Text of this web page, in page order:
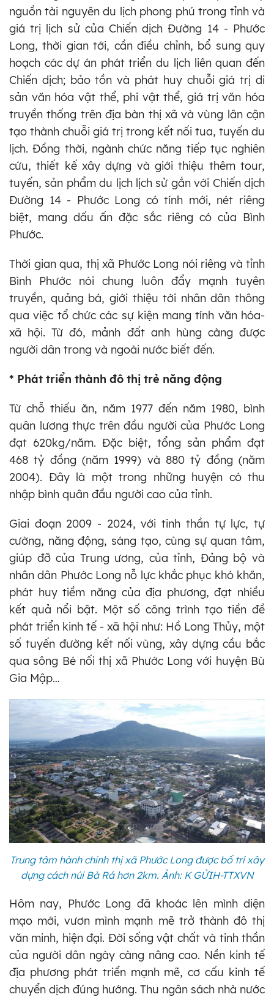
nguồn tài nguyên du lịch phong phú trong tỉnh và
giá trị lịch sử của Chiến dịch Đường 14 - Phước
Long, thời gian tới, cần điều chỉnh, bổ sung quy
hoạch các dự án phát triển du lịch liên quan đến
Chiến dịch; bảo tồn và phát huy chuỗi giá trị di
sản văn hóa vật thể, phi vật thể, giá trị văn hóa
truyền thống trên địa bàn thị xã và vùng lân cận
tạo thành chuỗi giá trị trong kết nối tua, tuyến du
lịch. Đồng thời, ngành chức năng tiếp tục nghiên
cứu, thiết kế xây dựng và giới thiệu thêm tour,
tuyến, sản phẩm du lịch lịch sử gắn với Chiến dịch
Đường 14 - Phước Long có tính mới, nét riêng
biệt, mang dấu ấn đặc sắc riêng có của Bình
Phước.
Thời gian qua, thị xã Phước Long nói riêng và tỉnh
Bình Phước nói chung luôn đẩy mạnh tuyên
truyền, quảng bá, giới thiệu tới nhân dân thông
qua việc tổ chức các sự kiện mang tính văn hóa-
xã hội. Từ đó, mảnh đất anh hùng càng được
người dân trong và ngoài nước biết đến.
* Phát triển thành đô thị trẻ năng động
Từ chỗ thiếu ăn, năm 1977 đến năm 1980, bình
quân lương thực trên đầu người của Phước Long
đạt 620kg/năm. Đặc biệt, tổng sản phẩm đạt
468 tỷ đồng (năm 1999) và 880 tỷ đồng (năm
2004). Đây là một trong những huyện có thu
nhập bình quân đầu người cao của tỉnh.
Giai đoạn 2009 - 2024, với tinh thần tự lực, tự
cường, năng động, sáng tạo, cùng sự quan tâm,
giúp đỡ của Trung ương, của tỉnh, Đảng bộ và
nhân dân Phước Long nỗ lực khắc phục khó khăn,
phát huy tiềm năng của địa phương, đạt nhiều
kết quả nổi bật. Một số công trình tạo tiền đề
phát triển kinh tế - xã hội như: Hồ Long Thủy, một
số tuyến đường kết nối vùng, xây dựng cầu bắc
qua sông Bé nối thị xã Phước Long với huyện Bù
Gia Mập…
Trung tâm hành chính thị xã Phước Long được bố trí xây
dựng cách núi Bà Rá hơn 2km. Ảnh: K GỬIH-TTXVN
Hôm nay, Phước Long đã khoác lên mình diện
mạo mới, vươn mình mạnh mẽ trở thành đô thị
văn minh, hiện đại. Đời sống vật chất và tinh thần
của người dân ngày càng nâng cao. Nền kinh tế
địa phương phát triển mạnh mẽ, cơ cấu kinh tế
chuyển dịch đúng hướng. Thu ngân sách nhà nước